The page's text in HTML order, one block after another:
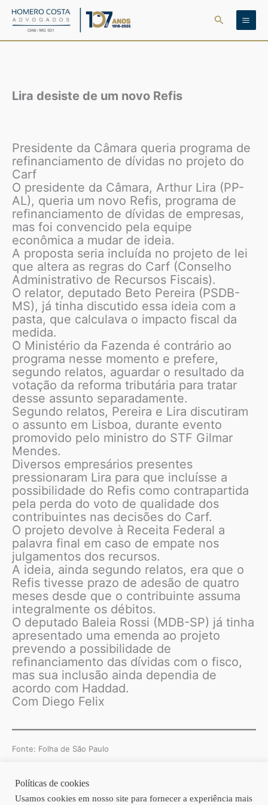
para
Pesquisar
Lira desiste de um novo Refis
Presidente da Câmara queria programa de
refinanciamento de dívidas no projeto do
Carf
O presidente da Câmara, Arthur Lira (PP-
AL), queria um novo Refis, programa de
refinanciamento de dívidas de empresas,
mas foi convencido pela equipe
econômica a mudar de ideia.
A proposta seria incluída no projeto de lei
que altera as regras do Carf (Conselho
Administrativo de Recursos Fiscais).
O relator, deputado Beto Pereira (PSDB-
MS), já tinha discutido essa ideia com a
pasta, que calculava o impacto fiscal da
medida.
O Ministério da Fazenda é contrário ao
programa nesse momento e prefere,
segundo relatos, aguardar o resultado da
votação da reforma tributária para tratar
desse assunto separadamente.
Segundo relatos, Pereira e Lira discutiram
o assunto em Lisboa, durante evento
promovido pelo ministro do STF Gilmar
Mendes.
Diversos empresários presentes
pressionaram Lira para que incluísse a
possibilidade do Refis como contrapartida
pela perda do voto de qualidade dos
contribuintes nas decisões do Carf.
O projeto devolve à Receita Federal a
palavra final em caso de empate nos
julgamentos dos recursos.
A ideia, ainda segundo relatos, era que o
Refis tivesse prazo de adesão de quatro
meses desde que o contribuinte assuma
integralmente os débitos.
O deputado Baleia Rossi (MDB-SP) já tinha
apresentado uma emenda ao projeto
prevendo a possibilidade de
refinanciamento das dívidas com o fisco,
mas sua inclusão ainda dependia de
acordo com Haddad.
Com Diego Felix
Fonte: Folha de São Paulo
Copyright © 2026 | Homero Costa Advogados
Políticas de cookies
Usamos cookies em nosso site para fornecer a experiência mais